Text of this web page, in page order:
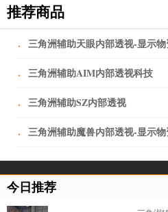
推荐商品
· 三角洲辅助天眼内部透视-显示
· 三角洲辅助AIM内部透视科技
· 三角洲辅助SZ内部透视
· 三角洲辅助魔兽内部透视-显示
今日推荐